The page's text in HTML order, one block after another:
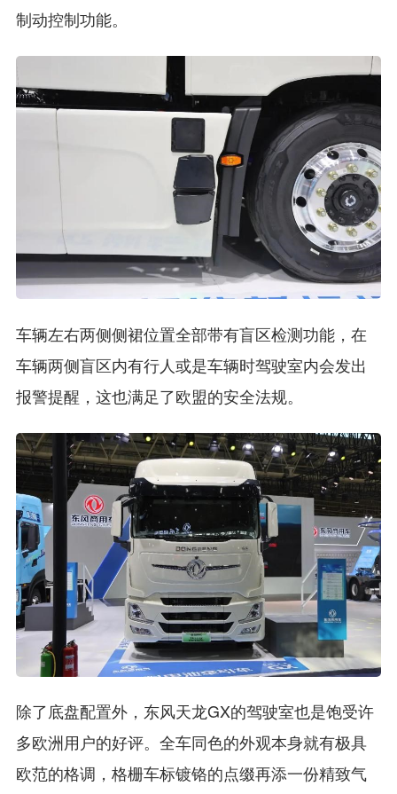
制动控制功能。
车辆左右两侧侧裙位置全部带有盲区检测功能，在
车辆两侧盲区内有行人或是车辆时驾驶室内会发出
报警提醒，这也满足了欧盟的安全法规。
除了底盘配置外，东风天龙GX的驾驶室也是饱受许
多欧洲用户的好评。全车同色的外观本身就有极具
欧范的格调，格栅车标镀铬的点缀再添一份精致气